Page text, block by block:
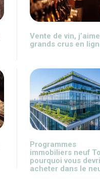
Vente de vin,
grands crus en
Programmes
immobiliers neuf
pourquoi vous
acheter dans le